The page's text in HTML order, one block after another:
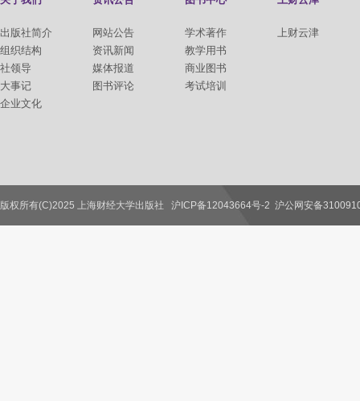
出版社简介
组织结构
社领导
大事记
企业文化
网站公告
资讯新闻
媒体报道
图书评论
学术著作
教学用书
商业图书
考试培训
上财云津
联系我们
版权所有(C)2025 上海财经大学出版社 沪ICP备12043664号-2 沪公网安备